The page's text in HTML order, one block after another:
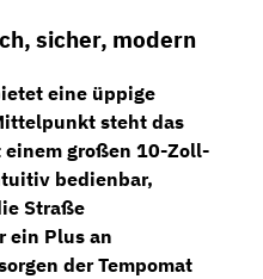
sicher, modern
eine üppige
steht das
großen 10-Zoll-
bedienbar,
Straße
ein Plus an
derTempomat